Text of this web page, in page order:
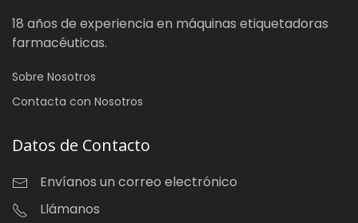
18 años de experiencia en máquinas etiquetadoras
farmacéuticas.
Sobre Nosotros
Contacta con Nosotros
Datos de Contacto
Envíanos un correo electrónico
Llámanos